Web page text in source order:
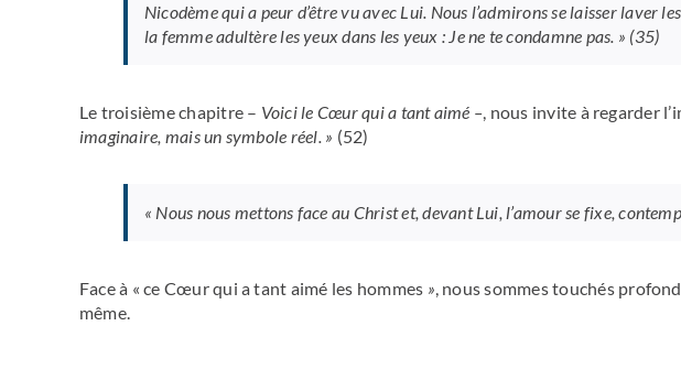
Nicodème qui a peur d’être vu avec Lui. Nous l’admirons se laisser laver
la femme adultère les yeux dans les yeux : Je ne te condamne pas. » (35)
Le troisième chapitre – Voici le Cœur qui a tant aimé –, nous invite à regarder
imaginaire, mais un symbole réel. » (52)
« Nous nous mettons face au Christ et, devant Lui, l’amour se fixe,
Face à « ce Cœur qui a tant aimé les hommes », nous sommes touchés
même.